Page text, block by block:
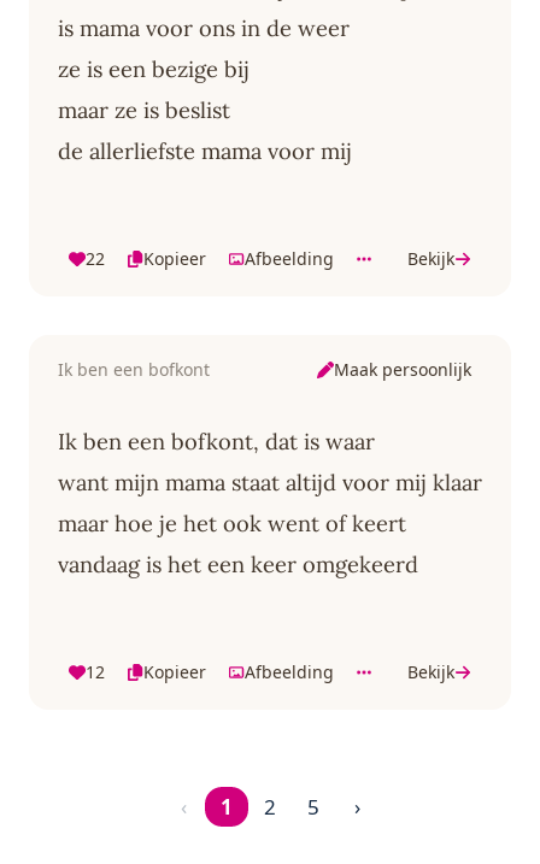
is mama voor ons in de weer
ze is een bezige bij
maar ze is beslist
de allerliefste mama voor mij
22 Kopieer Afbeelding Bekijk
Ik ben een bofkont Maak persoonlijk
Ik ben een bofkont, dat is waar
want mijn mama staat altijd voor mij klaar
maar hoe je het ook went of keert
vandaag is het een keer omgekeerd
12 Kopieer Afbeelding Bekijk
Pagina 1 van 5
‹ 1 2 5 ›